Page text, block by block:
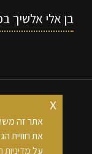
בן אלי אלשיך
כל
את חוויית
עלמדיניות
x